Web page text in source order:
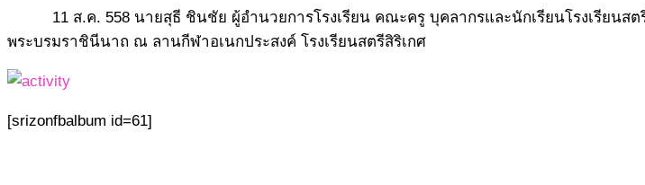
11 ส.ค. 558 นายสุธี ชินชัย ผู้อำนวยการโรงเรียน คณะครู บุคลากรและนักเรียนโรงเรียนส
พระบรมราชินีนาถ ณ ลานกีฬาอเนกประสงค์ โรงเรียนสตรีสิริเกศ
[srizonfbalbum id=61]